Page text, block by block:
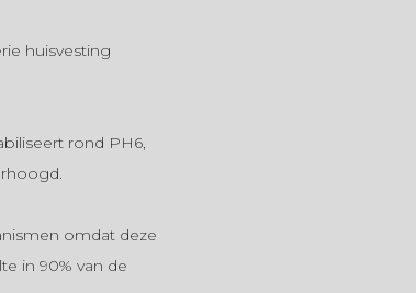
huisvesting
rond PH6,
omdat deze
in 90% van de